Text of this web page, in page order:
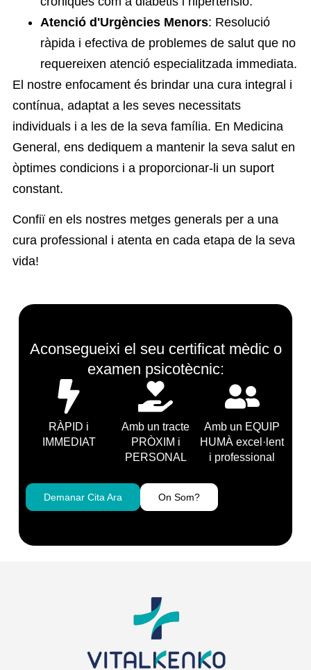
Atenció d'Urgències Menors: Resolució
ràpida i efectiva de problemes de salut que no
requereixen atenció especialitzada immediata.
El nostre enfocament és brindar una cura integral i
contínua, adaptat a les seves necessitats
individuals i a les de la seva família. En Medicina
General, ens dediquem a mantenir la seva salut en
òptimes condicions i a proporcionar-li un suport
constant.
Confiï en els nostres metges generals per a una
cura professional i atenta en cada etapa de la seva
vida!
Aconsegueixi el seu certificat mèdic o
examen psicotècnic:
RÀPID i
IMMEDIAT
Amb un tracte
PRÒXIM i
PERSONAL
Amb un EQUIP
HUMÀ excel·lent
i professional
Demanar Cita Ara On Som?